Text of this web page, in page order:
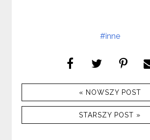
#inne
« NOWSZY POST
STARSZY POST »